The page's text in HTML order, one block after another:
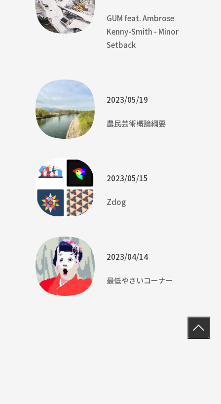
GUM feat. Ambrose
Kenny-Smith - Minor
Setback
2023/05/19
農民芸術概論綱要
2023/05/15
Zdog
2023/04/14
最低やさいコーナー